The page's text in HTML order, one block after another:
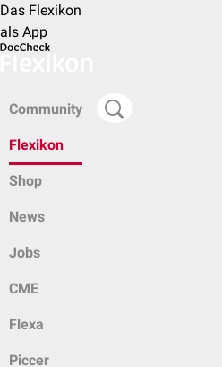
Das Flexikon
als App
Community
Flexikon
Shop
News
Jobs
CME
Flexa
Piccer